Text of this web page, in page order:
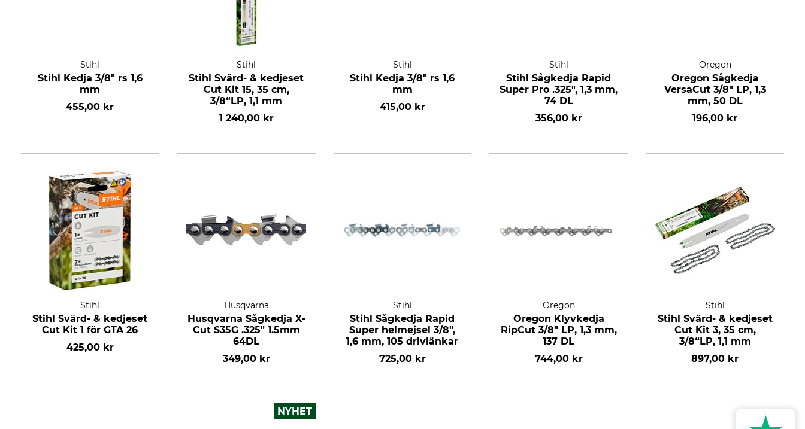
Stihl
Stihl Kedja 3/8" rs 1,6
mm
455,00 kr
Stihl
Stihl Svärd- & kedjeset
Cut Kit 15, 35 cm,
3/8“LP, 1,1 mm
1 240,00 kr
Stihl
Stihl Kedja 3/8" rs 1,6
mm
415,00 kr
Stihl
Stihl Sågkedja Rapid
Super Pro .325", 1,3 mm,
74 DL
356,00 kr
Oregon
Oregon Sågkedja
VersaCut 3/8" LP, 1,3
mm, 50 DL
196,00 kr
Stihl
Stihl Svärd- & kedjeset
Cut Kit 1 för GTA 26
425,00 kr
Husqvarna
Husqvarna Sågkedja X-
Cut S35G .325" 1.5mm
64DL
349,00 kr
Stihl
Stihl Sågkedja Rapid
Super helmejsel 3/8",
1,6 mm, 105 drivlänkar
725,00 kr
Oregon
Oregon Klyvkedja
RipCut 3/8" LP, 1,3 mm,
137 DL
744,00 kr
Stihl
Stihl Svärd- & kedjeset
Cut Kit 3, 35 cm,
3/8“LP, 1,1 mm
897,00 kr
NYHET